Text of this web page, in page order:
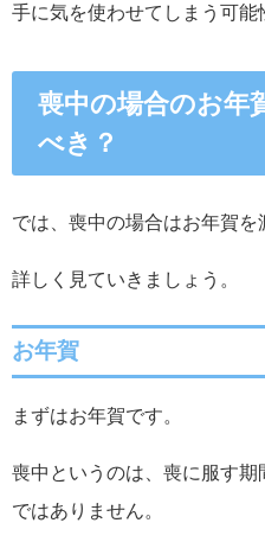
手に気を使わせてしまう可能
喪中の場合のお年
べき？
では、喪中の場合はお年賀を
詳しく見ていきましょう。
お年賀
まずはお年賀です。
喪中というのは、喪に服す
ではありません。